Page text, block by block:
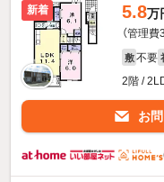
新着 5.8万
（管理費
敷 不要
2階 /
お